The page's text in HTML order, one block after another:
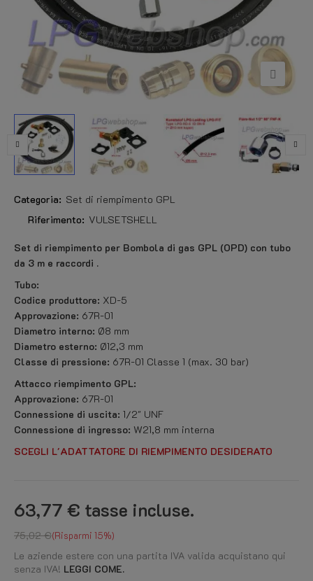
Categoria: Set di riempimento GPL
Riferimento: VULSETSHELL
Set di riempimento per Bombola di gas GPL (OPD) con tubo
da 3 m e raccordi .
Tubo:
Codice produttore: XD-5
Approvazione: 67R-01
Diametro interno: Ø8 mm
Diametro esterno: Ø12,3 mm
Classe di pressione: 67R-01 Classe 1 (max. 30 bar)
Attacco riempimento GPL:
Approvazione: 67R-01
Connessione di uscita: 1/2" UNF
Connessione di ingresso: W21,8 mm interna
SCEGLI L'ADATTATORE DI RIEMPIMENTO DESIDERATO
63,77 € tasse incluse.
75,02 € Risparmi 15%
Le aziende estere con una partita IVA valida acquistano qui
senza IVA! LEGGI COME.